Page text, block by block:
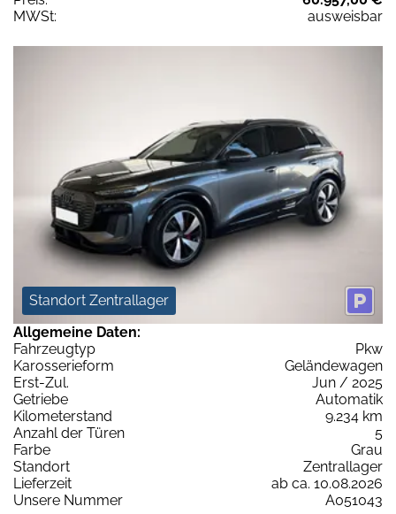
MWSt:
ausweisbar
Standort Zentrallager
Allgemeine Daten:
Fahrzeugtyp
Pkw
Karosserieform
Geländewagen
Erst-Zul.
Jun / 2025
Getriebe
Automatik
Kilometerstand
9.234 km
Anzahl der Türen
5
Farbe
Grau
Standort
Zentrallager
Lieferzeit
ab ca. 10.08.2026
Unsere Nummer
A051043